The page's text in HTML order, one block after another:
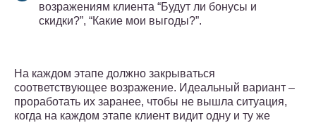
возражениям клиента “Будут ли бонусы и
скидки?”, “Какие мои выгоды?”.
На каждом этапе должно закрываться
соответствующее возражение. Идеальный вариант –
проработать их заранее, чтобы не вышла ситуация,
когда на каждом этапе клиент видит одну и ту же